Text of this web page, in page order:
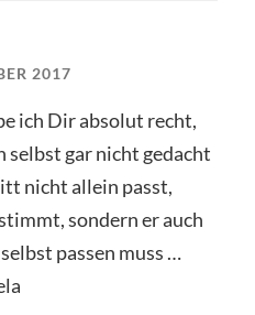
2017
ich Dir absolut recht,
selbst gar nicht gedacht
nicht allein passt,
sondern er auch
passen muss …